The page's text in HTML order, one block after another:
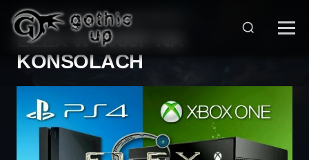
STRONA GŁÓWNA > WIADOMOŚCI
ELEX W 1080P NA
KONSOLACH